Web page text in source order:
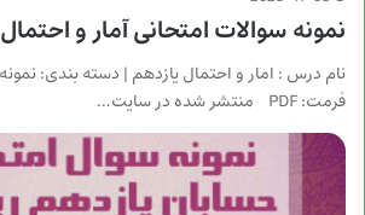
نمونه سوالات امتحانی آمار و
نام درس : امار و احتمال یازدهم | دسته بندی:
فرمت: PDF منتشر شده در سایت…